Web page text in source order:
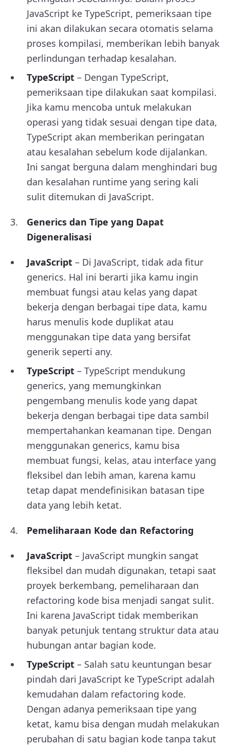
JavaScript ke TypeScript, pemeriksaan tipe
ini akan dilakukan secara otomatis selama
proses kompilasi, memberikan lebih banyak
perlindungan terhadap kesalahan.
TypeScript – Dengan TypeScript,
pemeriksaan tipe dilakukan saat kompilasi.
Jika kamu mencoba untuk melakukan
operasi yang tidak sesuai dengan tipe data,
TypeScript akan memberikan peringatan
atau kesalahan sebelum kode dijalankan.
Ini sangat berguna dalam menghindari bug
dan kesalahan runtime yang sering kali
sulit ditemukan di JavaScript.
Generics dan Tipe yang Dapat
Digeneralisasi
JavaScript – Di JavaScript, tidak ada fitur
generics. Hal ini berarti jika kamu ingin
membuat fungsi atau kelas yang dapat
bekerja dengan berbagai tipe data, kamu
harus menulis kode duplikat atau
menggunakan tipe data yang bersifat
generik seperti any.
TypeScript – TypeScript mendukung
generics, yang memungkinkan
pengembang menulis kode yang dapat
bekerja dengan berbagai tipe data sambil
mempertahankan keamanan tipe. Dengan
menggunakan generics, kamu bisa
membuat fungsi, kelas, atau interface yang
fleksibel dan lebih aman, karena kamu
tetap dapat mendefinisikan batasan tipe
data yang lebih ketat.
Pemeliharaan Kode dan Refactoring
JavaScript – JavaScript mungkin sangat
fleksibel dan mudah digunakan, tetapi saat
proyek berkembang, pemeliharaan dan
refactoring kode bisa menjadi sangat sulit.
Ini karena JavaScript tidak memberikan
banyak petunjuk tentang struktur data atau
hubungan antar bagian kode.
TypeScript – Salah satu keuntungan besar
pindah dari JavaScript ke TypeScript adalah
kemudahan dalam refactoring kode.
Dengan adanya pemeriksaan tipe yang
ketat, kamu bisa dengan mudah melakukan
perubahan di satu bagian kode tanpa takut